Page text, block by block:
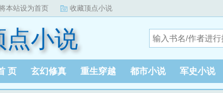
本站设为首页 收藏顶点小说
点小说
页 玄幻修真 重生穿越 都市小说 军史小说